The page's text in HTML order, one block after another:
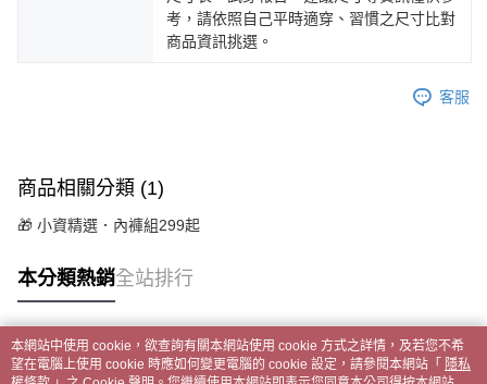
考，請依照自己平時適穿、習慣之尺寸比對
商品資訊挑選。
客服
商品相關分類 (1)
🎁 小資精選．內褲組299起
本分類熱銷全站排行
熱門標籤
本網站中使用 cookie，欲查詢有關本網站使用 cookie 方式之詳情，及若您不希
望在電腦上使用 cookie 時應如何變更電腦的 cookie 設定，請參閱本網站「 隱私